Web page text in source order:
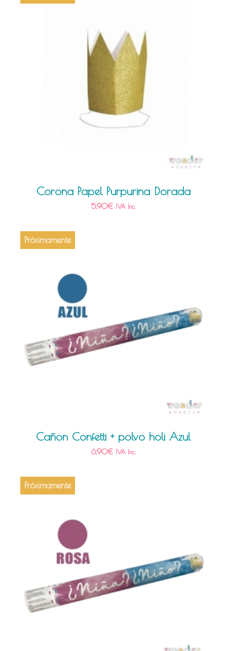
Corona Papel Purpurina Dorada
5,90€ IVA Inc.
Próximamente
Cañon Confetti + polvo holi Azul
6,90€ IVA Inc.
Próximamente